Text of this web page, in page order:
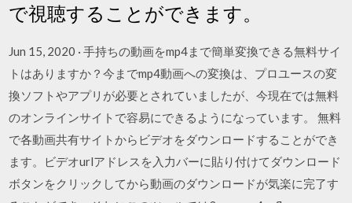
で視聴することができます。
Jun 15, 2020 · 手持ちの動画をmp4まで簡単変換できる無料サイ
トはありますか？今までmp4動画への変換は、プロユースの変
換ソフトやアプリが必要とされていましたが、今現在では無料
のオンラインサイトで容易にできるようになっています。 無料
で各動画共有サイトからビデオをダウンロードすることができ
ます。ビデオurlアドレスを入力バーに貼り付けてダウンロード
ボタンをクリックしてから動画のダウンロードが気楽に完了す